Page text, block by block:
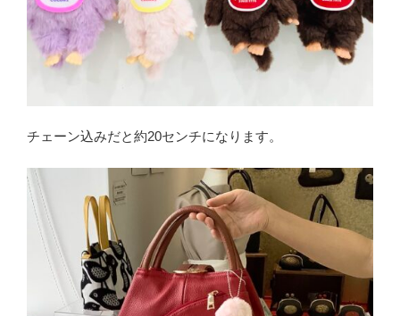
チェーン込みだと約20センチになります。